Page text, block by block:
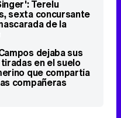
Terelu
sexta concursante
de la
dejaba sus
en el suelo
que compartía
compañeras